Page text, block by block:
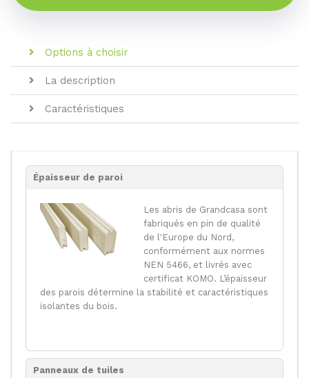
Options à choisir
La description
Caractéristiques
Épaisseur de paroi
Les abris de Grandcasa sont
fabriqués en pin de qualité
de l'Europe du Nord,
conformément aux normes
NEN 5466, et livrés avec
certificat KOMO. L’épaisseur
des parois détermine la stabilité et caractéristiques
isolantes du bois.
Panneaux de tuiles